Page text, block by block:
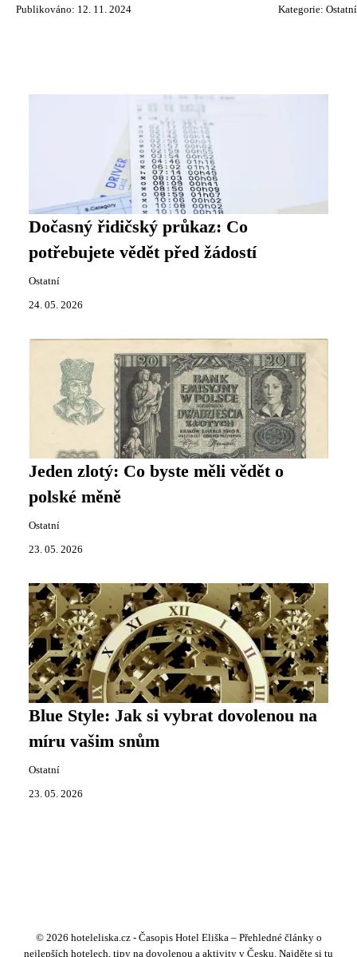
Publikováno: 12. 11. 2024 Kategorie: Ostatní
Dočasný řidičský průkaz: Co
potřebujete vědět před žádostí
Ostatní
24. 05. 2026
Jeden zlotý: Co byste měli vědět o
polské měně
Ostatní
23. 05. 2026
Blue Style: Jak si vybrat dovolenou na
míru vašim snům
Ostatní
23. 05. 2026
© 2026 hoteleliska.cz - Časopis Hotel Eliška – Přehledné články o
nejlepších hotelech, tipy na dovolenou a aktivity v Česku. Najděte si tu